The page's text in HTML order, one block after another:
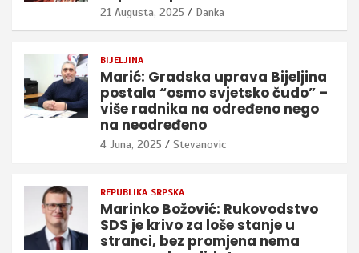
21 Augusta, 2025 Danka
BIJELJINA
Marić: Gradska uprava Bijeljina
postala “osmo svjetsko čudo” –
više radnika na određeno nego
na neodređeno
4 Juna, 2025 Stevanovic
REPUBLIKA SRPSKA
Marinko Božović: Rukovodstvo
SDS je krivo za loše stanje u
stranci, bez promjena nema